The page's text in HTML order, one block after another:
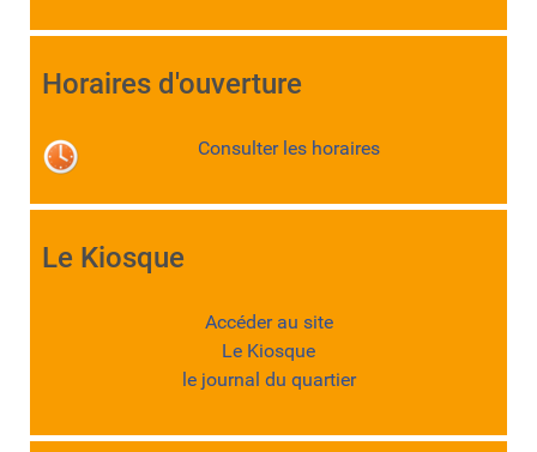
Horaires d'ouverture
Consulter les horaires
Le Kiosque
Accéder au site
Le Kiosque
le journal du quartier